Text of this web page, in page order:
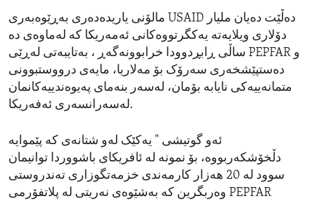
مالۆنی یاریدەدەری بەڕێوەبەری USAID دەڵێت دەیان ملیار
دۆلاری ویلایەتە یەکگرتووەکانی ئەمەریکا کە لەماوەی دە
ساڵی ڕابڕدوودا خرابوونەگەڕ ، بەتایبەتی لەڕێی PEPFAR و
دەستپێشخەری سەرۆک بۆ مەلاریا، مایەی درووستبوونی
متمانەییەکی نایابە بۆمان، لەسەر بنەمای پەیوەندییەکانمان
لەسەرانسەری ئەفەریکا.
ئەو گوتیشی " یەکێک لەو شتانەی کە پێموایە
دڵخۆشکەربووە، بۆ نمونە لە ئافریکای باشووردا توانیمان
سوود لە 20 هەزار کارمەندی خزمەتگوزاری تەندروستی
وەربگرین کە بەشێوەی نەریتی لە پلاتفۆرمی PEPFAR